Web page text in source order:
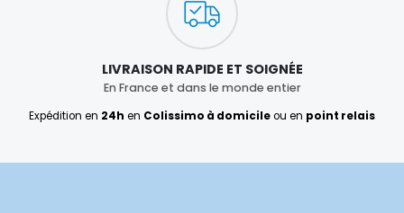
LIVRAISON RAPIDE ET SOIGNÉE
En France et dans le monde entier
Expédition en 24h en Colissimo à domicileou en point relais